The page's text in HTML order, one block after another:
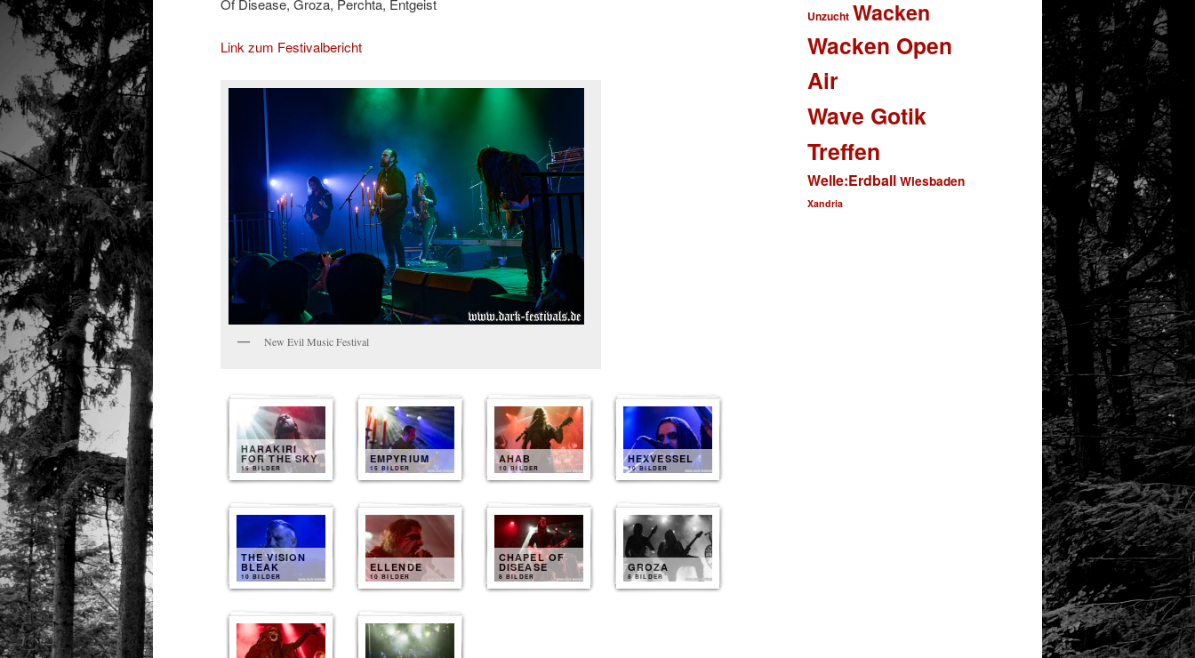
Of Disease, Groza, Perchta, Entgeist
Link zum Festivalbericht
New Evil Music Festival
HARAKIRI
FOR THE SKY
15 BILDER
EMPYRIUM
15 BILDER
AHAB
10 BILDER
HEXVESSEL
10 BILDER
THE VISION
BLEAK
10 BILDER
ELLENDE
10 BILDER
CHAPEL OF
DISEASE
8 BILDER
GROZA
8 BILDER
Unzucht Wacken
Wacken Open
Air
Wave Gotik
Treffen
Welle:Erdball Wiesbaden
Xandria